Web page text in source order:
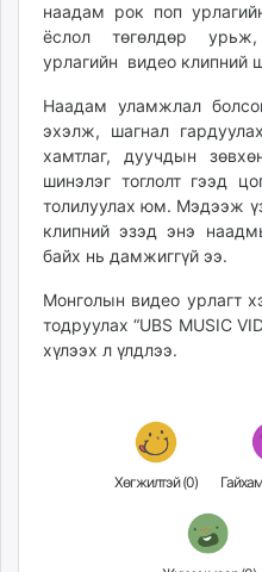
shuum.mn
times.mn
tvmongolia.mn
mass.mn
unegui.mn
assa.mn
tac.mn
paparazzi.mn
наадам рок поп
ёслол төгөлдөр
урлагийн видео клипний
Наадам уламжлал
эхэлж, шагнал
хамтлаг, дуучдын
шинэлэг тоглолт гээд
толилуулах юм. Мэдээж
клипний эзэд энэ
байх нь дамжиггүй ээ.
Монголын видео урлагт
тодруулах “UBS MUSIC
хүлээх л үлдлээ.
Хөгжилтэй (0)